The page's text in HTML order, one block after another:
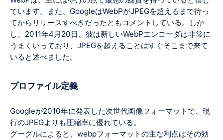
ています。また、GoogleはWebPがJPEGを超えるまで待っ
てからリリースすべきだったともコメントしている。しか
し、2011年4月20日、彼は新しいWebPエンコーダは非常に
うまくいっており、JPEGを超えることはすぐそこまで来て
いると述べました。
プロファイル定義
Googleが2010年に発表した次世代画像フォーマットで、現
行のJPEGよりも圧縮率に優れている。
グーグルによると、webpフォーマットの主な利点はその効